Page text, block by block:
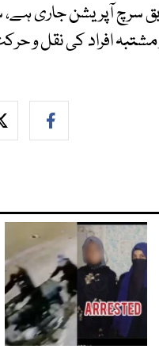
سرچ آپریشن جاری
مشتبہ افراد کی نقل